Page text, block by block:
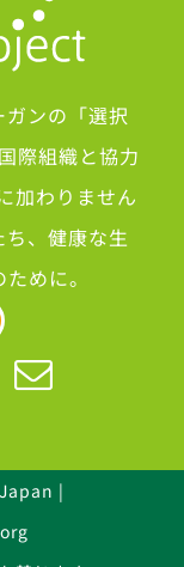
ンの「選択
際組織と協力
加わりません
、健康な生
めに。
|